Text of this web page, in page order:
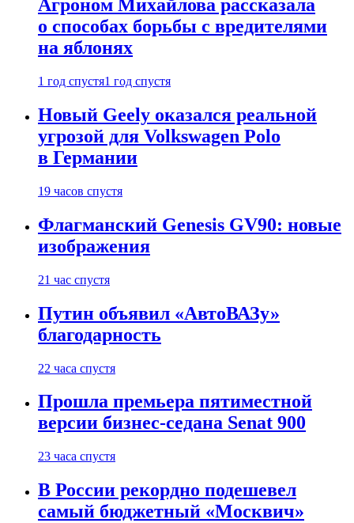
Агроном Михайлова рассказала
о способах борьбы с вредителями
на яблонях
1 год спустя1 год спустя
Новый Geely оказался реальной
угрозой для Volkswagen Polo
в Германии
19 часов спустя
Флагманский Genesis GV90: новые
изображения
21 час спустя
Путин объявил «АвтоВАЗу»
благодарность
22 часа спустя
Прошла премьера пятиместной
версии бизнес-седана Senat 900
23 часа спустя
В России рекордно подешевел
самый бюджетный «Москвич»